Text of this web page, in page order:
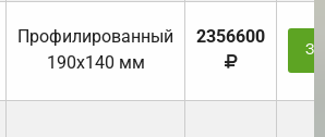
Профилированный
190х140 мм
2356600